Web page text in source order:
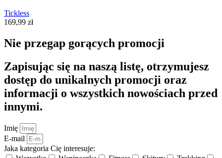
Tickless
169,99 zł
Nie przegap gorących promocji
Zapisując się na naszą listę, otrzymujesz
dostęp do unikalnych promocji oraz
informacji o wszystkich nowościach przed
innymi.
Imię
E-mail
Jaka kategoria Cię interesuje: